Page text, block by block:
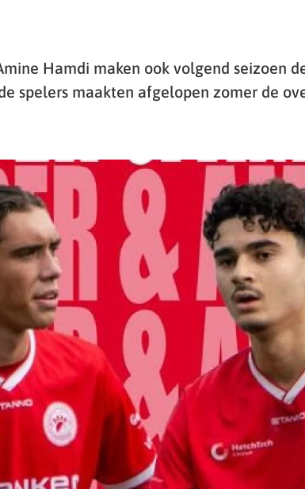
Hamdi maken ook volgend seizoen
spelers maakten afgelopen zomer de